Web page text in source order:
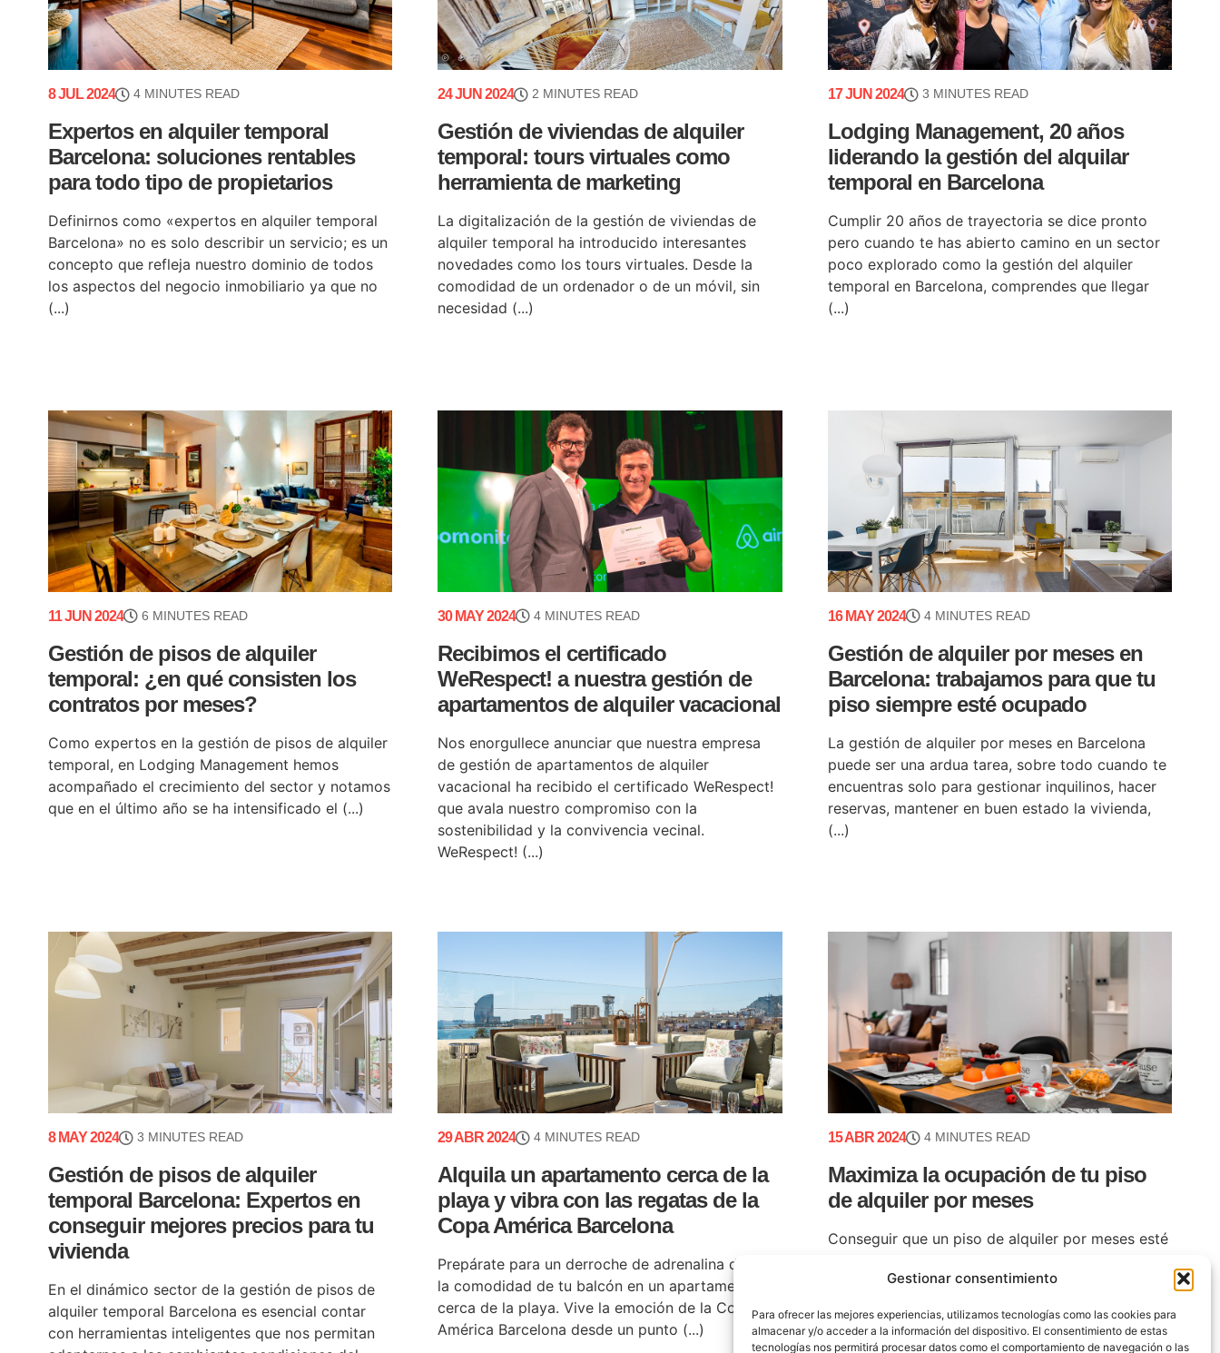
Gestionar consentimiento
Para ofrecer las mejores experiencias, utilizamos tecnologías como las cookies para
almacenar y/o acceder a la información del dispositivo. El consentimiento de estas
tecnologías nos permitirá procesar datos como el comportamiento de navegación o las
8 JUL 2024 4 MINUTES READ
Expertos en alquiler temporal
Barcelona: soluciones rentables
para todo tipo de propietarios
Definirnos como «expertos en alquiler temporal
Barcelona» no es solo describir un servicio; es un
concepto que refleja nuestro dominio de todos
los aspectos del negocio inmobiliario ya que no
(...)
24 JUN 2024 2 MINUTES READ
Gestión de viviendas de alquiler
temporal: tours virtuales como
herramienta de marketing
La digitalización de la gestión de viviendas de
alquiler temporal ha introducido interesantes
novedades como los tours virtuales. Desde la
comodidad de un ordenador o de un móvil, sin
necesidad (...)
17 JUN 2024 3 MINUTES READ
Lodging Management, 20 años
liderando la gestión del alquilar
temporal en Barcelona
Cumplir 20 años de trayectoria se dice pronto
pero cuando te has abierto camino en un sector
poco explorado como la gestión del alquiler
temporal en Barcelona, comprendes que llegar
(...)
11 JUN 2024 6 MINUTES READ
Gestión de pisos de alquiler
temporal: ¿en qué consisten los
contratos por meses?
Como expertos en la gestión de pisos de alquiler
temporal, en Lodging Management hemos
acompañado el crecimiento del sector y notamos
que en el último año se ha intensificado el (...)
30 MAY 2024 4 MINUTES READ
Recibimos el certificado
WeRespect! a nuestra gestión de
apartamentos de alquiler vacacional
Nos enorgullece anunciar que nuestra empresa
de gestión de apartamentos de alquiler
vacacional ha recibido el certificado WeRespect!
que avala nuestro compromiso con la
sostenibilidad y la convivencia vecinal.
WeRespect! (...)
16 MAY 2024 4 MINUTES READ
Gestión de alquiler por meses en
Barcelona: trabajamos para que tu
piso siempre esté ocupado
La gestión de alquiler por meses en Barcelona
puede ser una ardua tarea, sobre todo cuando te
encuentras solo para gestionar inquilinos, hacer
reservas, mantener en buen estado la vivienda,
(...)
8 MAY 2024 3 MINUTES READ
Gestión de pisos de alquiler
temporal Barcelona: Expertos en
conseguir mejores precios para tu
vivienda
En el dinámico sector de la gestión de pisos de
alquiler temporal Barcelona es esencial contar
con herramientas inteligentes que nos permitan
29 ABR 2024 4 MINUTES READ
Alquila un apartamento cerca de la
playa y vibra con las regatas de la
Copa América Barcelona
Prepárate para un derroche de adrenalina desde
la comodidad de tu balcón en un apartamento
cerca de la playa. Vive la emoción de la Copa
América Barcelona desde un punto (...)
15 ABR 2024 4 MINUTES READ
Maximiza la ocupación de tu piso
de alquiler por meses
Conseguir que un piso de alquiler por meses esté
un desafío si no cuentas con las herramientas y la